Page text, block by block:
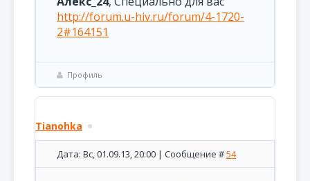
http://forum.u-hiv.ru/forum/4-1720-
2#164151
Профиль
Tianohka
Дата: Вс, 01.09.13, 20:00 | Сообщение #54